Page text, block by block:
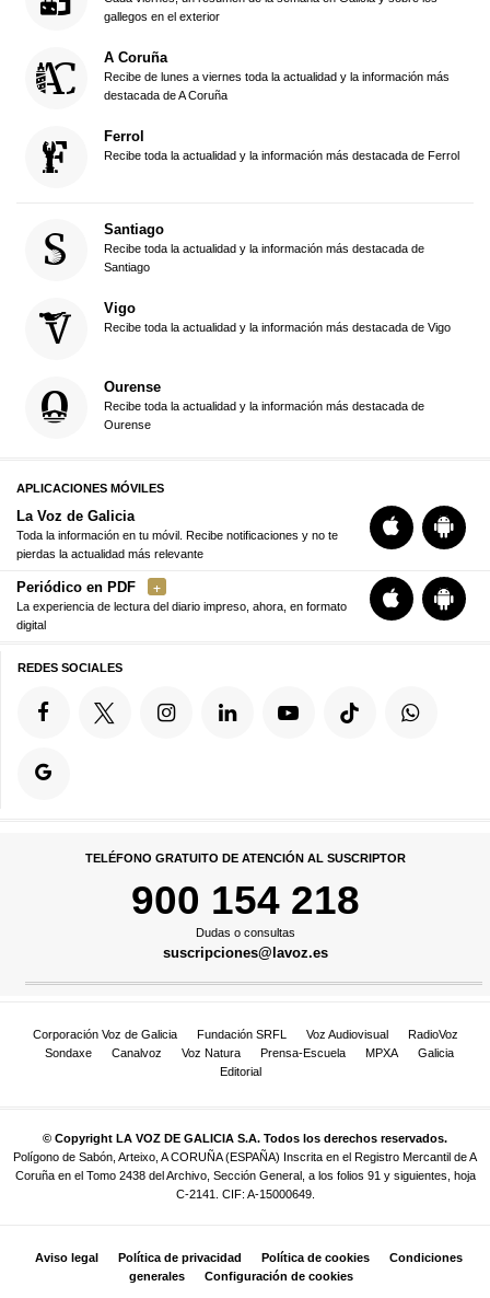
gallegos en el exterior
A Coruña
Recibe de lunes a viernes toda la actualidad y la información más
destacada de A Coruña
Ferrol
Recibe toda la actualidad y la información más destacada de Ferrol
Santiago
Recibe toda la actualidad y la información más destacada de
Santiago
Vigo
Recibe toda la actualidad y la información más destacada de Vigo
Ourense
Recibe toda la actualidad y la información más destacada de
Ourense
APLICACIONES MÓVILES
La Voz de Galicia
Toda la información en tu móvil. Recibe notificaciones y no te
pierdas la actualidad más relevante
Periódico en PDF
La experiencia de lectura del diario impreso, ahora, en formato
digital
REDES SOCIALES
TELÉFONO GRATUITO DE ATENCIÓN AL SUSCRIPTOR
900 154 218
Dudas o consultas
suscripciones@lavoz.es
Corporación Voz de Galicia Fundación SRFL Voz Audiovisual
RadioVoz
Sondaxe
Canalvoz Voz Natura Prensa-Escuela MPXA
Galicia
Editorial
© Copyright LA VOZ DE GALICIA S.A. Todos los derechos reservados.
Polígono de Sabón, Arteixo, A CORUÑA (ESPAÑA) Inscrita en el Registro Mercantil de A
Coruña en el Tomo 2438 del Archivo, Sección General, a los folios 91 y siguientes, hoja
C-2141. CIF: A-15000649.
Aviso legal Política de privacidad Política de cookies
Condiciones
generales
Configuración de cookies